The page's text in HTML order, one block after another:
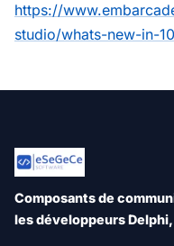
https://
studio/whats-new-in-
Composants de
les développeurs